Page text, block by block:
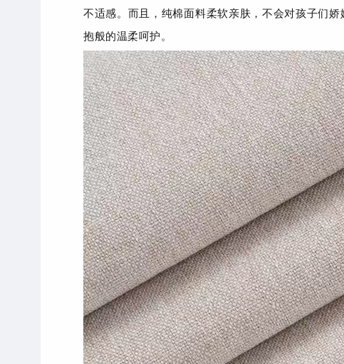
不适感。而且，纯棉面料柔软亲肤，不会对孩子们
抱般的温柔呵护。